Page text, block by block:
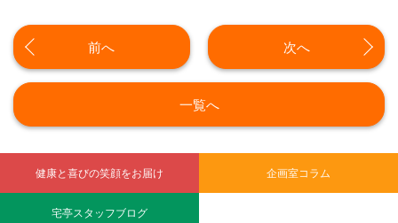
前へ 次へ
一覧へ
健康と喜びの笑顔をお届け 企画室コラム
宅亭スタッフブログ